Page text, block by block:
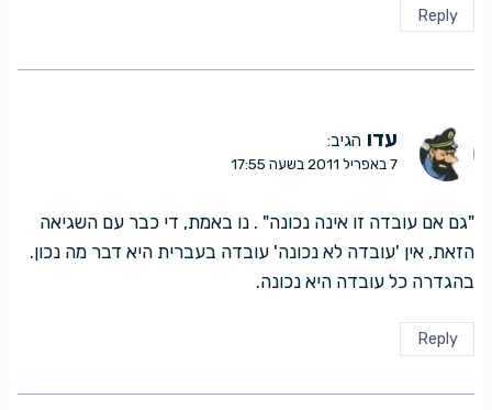
Reply
עדו הגיב:
7 באפריל 2011 בשעה 17:55
"גם אם עובדה זו אינה נכונה" . נו באמת, די כבר עם השגיאה
הזאת, אין 'עובדה לא נכונה' עובדה בעברית היא דבר מה נכון.
בהגדרה כל עובדה היא נכונה.
Reply